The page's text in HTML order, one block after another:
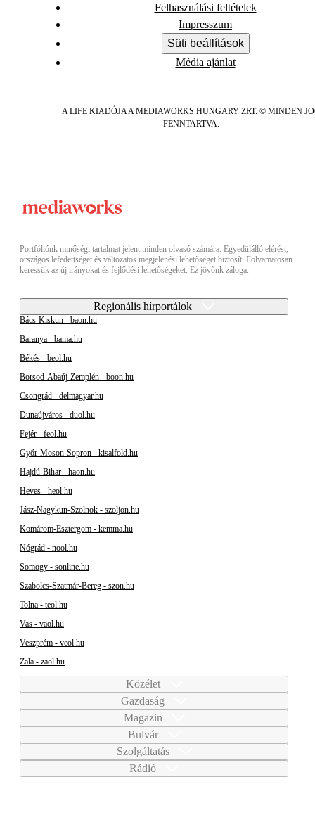
Felhasználási feltételek
Impresszum
Süti beállítások
Média ajánlat
A LIFE KIADÓJA A MEDIAWORKS HUNGARY ZRT. © MINDEN
FENNTARTVA.
Portfóliónk minőségi tartalmat jelent minden olvasó számára. Egyedülálló elérést,
országos lefedettséget és változatos megjelenési lehetőséget biztosít. Folyamatosan
keressük az új irányokat és fejlődési lehetőségeket. Ez jövőnk záloga.
Regionális hírportálok
Bács-Kiskun - baon.hu
Baranya - bama.hu
Békés - beol.hu
Borsod-Abaúj-Zemplén - boon.hu
Csongrád - delmagyar.hu
Dunaújváros - duol.hu
Fejér - feol.hu
Győr-Moson-Sopron - kisalfold.hu
Hajdú-Bihar - haon.hu
Heves - heol.hu
Jász-Nagykun-Szolnok - szoljon.hu
Komárom-Esztergom - kemma.hu
Nógrád - nool.hu
Somogy - sonline.hu
Szabolcs-Szatmár-Bereg - szon.hu
Tolna - teol.hu
Vas - vaol.hu
Veszprém - veol.hu
Zala - zaol.hu
Közélet
Gazdaság
Magazin
Bulvár
Szolgáltatás
Rádió